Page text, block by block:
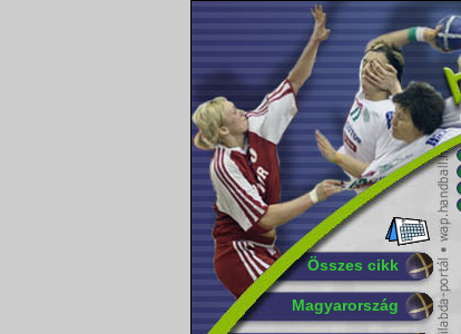
Összes cikk
Magyarország